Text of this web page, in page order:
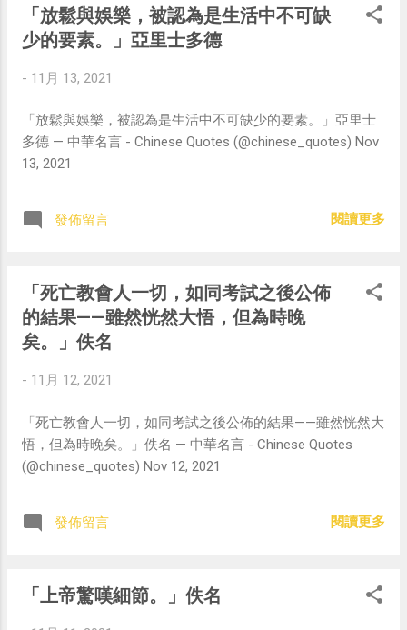
「放鬆與娛樂，被認為是生活中不可缺
少的要素。」亞里士多德
- 11月 13, 2021
「放鬆與娛樂，被認為是生活中不可缺少的要素。」亞里士
多德 — 中華名言 - Chinese Quotes (@chinese_quotes) Nov
13, 2021
發佈留言 閱讀更多
「死亡教會人一切，如同考試之後公佈
的結果——雖然恍然大悟，但為時晚
矣。」佚名
- 11月 12, 2021
「死亡教會人一切，如同考試之後公佈的結果——雖然恍然大
悟，但為時晚矣。」佚名 — 中華名言 - Chinese Quotes
(@chinese_quotes) Nov 12, 2021
發佈留言 閱讀更多
「上帝驚嘆細節。」佚名